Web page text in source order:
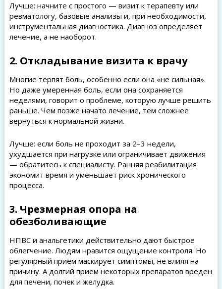
Лучше: начните с простого — визит к терапевту или
ревматологу, базовые анализы и, при необходимости,
инструментальная диагностика. Диагноз определяет
лечение, а не наоборот.
2. Откладывание визита к врачу
Многие терпят боль, особенно если она «не сильная».
Но даже умеренная боль, если она сохраняется
неделями, говорит о проблеме, которую лучше решить
раньше. Чем позже начато лечение, тем сложнее
вернуться к нормальной жизни.
Лучше: если боль не проходит за 2–3 недели,
ухудшается при нагрузке или ограничивает движения
— обратитесь к специалисту. Ранняя реабилитация
экономит время и уменьшает риск хронического
процесса.
3. Чрезмерная опора на
обезболивающие
НПВС и анальгетики действительно дают быстрое
облегчение. Людям нравится ощущение контроля. Но
регулярный прием маскирует симптомы, не влияя на
причину. А долгий прием некоторых препаратов вреден
для печени, почек и желудка.